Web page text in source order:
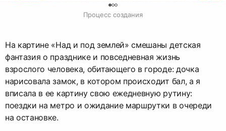
Процесс создания
На картине «Над и под землей» смешаны детская
фантазия о празднике и повседневная жизнь
взрослого человека, обитающего в городе: дочка
нарисовала замок, в котором происходит бал, а я
вписала в ее картину свою ежедневную рутину:
поездки на метро и ожидание маршрутки в очереди
на остановке.